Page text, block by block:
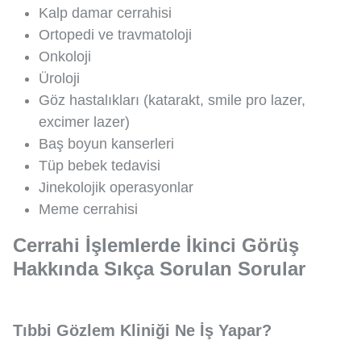
Kalp damar cerrahisi
Ortopedi ve travmatoloji
Onkoloji
Üroloji
Göz hastalıkları (katarakt, smile pro lazer,
excimer lazer)
Baş boyun kanserleri
Tüp bebek tedavisi
Jinekolojik operasyonlar
Meme cerrahisi
Cerrahi İşlemlerde İkinci Görüş
Hakkında Sıkça Sorulan Sorular
Tıbbi Gözlem Kliniği Ne İş Yapar?